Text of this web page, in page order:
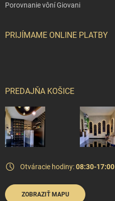
Porovnanie vôní Giovani
PRIJÍMAME ONLINE PLATBY
PREDAJŇA KOŠICE
Otváracie hodiny:08:30-17:00
ZOBRAZIŤ MAPU